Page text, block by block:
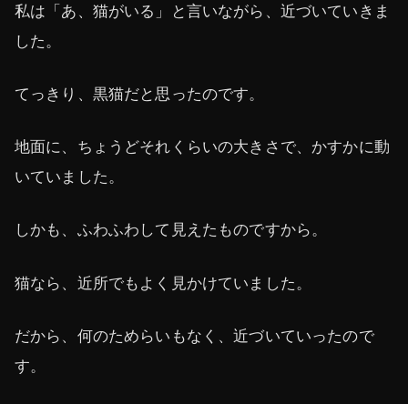
私は「あ、猫がいる」と言いながら、近づいていきま
した。
てっきり、黒猫だと思ったのです。
地面に、ちょうどそれくらいの大きさで、かすかに動
いていました。
しかも、ふわふわして見えたものですから。
猫なら、近所でもよく見かけていました。
だから、何のためらいもなく、近づいていったので
す。